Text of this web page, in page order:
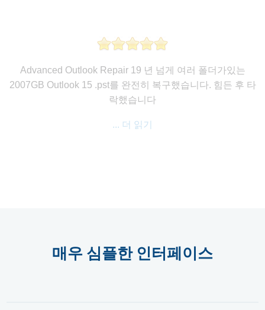
Advanced Outlook Repair 19 년 넘게 여러 폴더가있는
2007GB Outlook 15 .pst를 완전히 복구했습니다. 힘든 후 타
락했습니다
... 더 읽기
매우 심플한 인터페이스